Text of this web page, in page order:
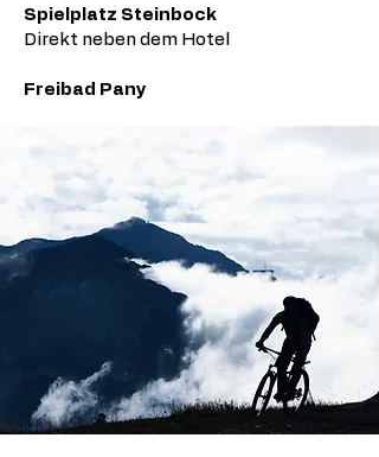
Spielplatz Steinbock
Direkt neben dem Hotel
Freibad Pany